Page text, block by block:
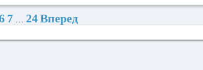
7 … 24Вперед